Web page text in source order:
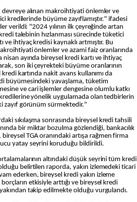
alınan makroihtiyati önlemler ve
kredilerinde büyüme zayıflamıştır." ifadesi
verildi: "2024 yılının ilk çeyreğinde artan
talebinin hızlanması sürecinde tüketici
ihtiyaç kredisi kaynaklı artmıştır. Bu
önlemler ve azami faiz oranlarında
nisan ayında bireysel kredi kartı ve ihtiyaç
son iki çeyrekteki büyüme oranlarının
kartında nakit avans kullanımı da
büyümesindeki yavaşlama, tüketim
ve cari işlemler dengesine olumlu katkı
yönelik uygulamada olan tedbirlerin
zayıf görünüm sürmektedir."
sıkılaşma sonrasında bireysel kredi tahsili
bir miktar bozulma gözlendiği, bankacılık
bireysel TGA oranındaki artışa rağmen firma
yatay seyrini koruduğu bildirildi.
altındaki düşük seyrini tüm kredi
belirtilen raporda, yakın izlemedeki ticari
ederken, bireysel kredi yakın izleme
etkisiyle arttığı ve bireysel kredi
takip edilmekte olduğu vurgulandı.